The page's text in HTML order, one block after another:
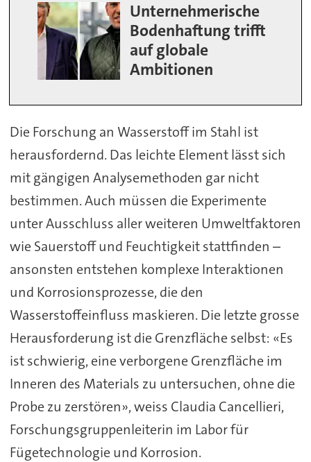
Unternehmerische
Bodenhaftung trifft
auf globale
Ambitionen
Die Forschung an Wasserstoff im Stahl ist
herausfordernd. Das leichte Element lässt sich
mit gängigen Analysemethoden gar nicht
bestimmen. Auch müssen die Experimente
unter Ausschluss aller weiteren Umweltfaktoren
wie Sauerstoff und Feuchtigkeit stattfinden –
ansonsten entstehen komplexe Interaktionen
und Korrosionsprozesse, die den
Wasserstoffeinfluss maskieren. Die letzte grosse
Herausforderung ist die Grenzfläche selbst: «Es
ist schwierig, eine verborgene Grenzfläche im
Inneren des Materials zu untersuchen, ohne die
Probe zu zerstören», weiss Claudia Cancellieri,
Forschungsgruppenleiterin im Labor für
Fügetechnologie und Korrosion.